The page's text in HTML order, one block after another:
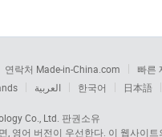
연락처 Made-in-China.com 빠른
العربية 한국어 日本語
Co., Ltd. 판권소유
어 버전이 우선한다. 이 웹사이